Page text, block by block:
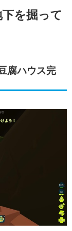
を掘って
腐ハウス完